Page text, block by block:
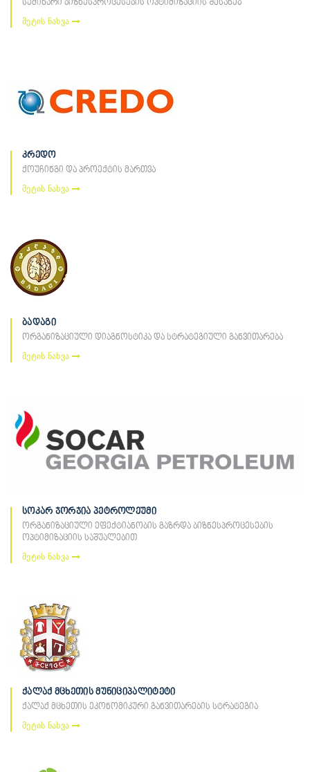
სემინარი ბიზნესპროცესების ოპტიმიზაციის შესახებ
მეტის ნახვა
კრედო
ქოუჩინგი და პროექტის მართვა
მეტის ნახვა
ბადაგი
ორგანიზაციული დიაგნოსტიკა და სტრატეგიული განვითარება
მეტის ნახვა
სოკარ ჯორჯია პეტროლეუმი
ორგანიზაციული ეფექტიანობის გაზრდა ბიზნესპროცესების
ოპტიმიზაციის საშუალებით
მეტის ნახვა
ქალაქ მცხეთის მუნიციპალიტეტი
ქალაქ მცხეთის ეკონომიკური განვითარების სტრატეგია
მეტის ნახვა